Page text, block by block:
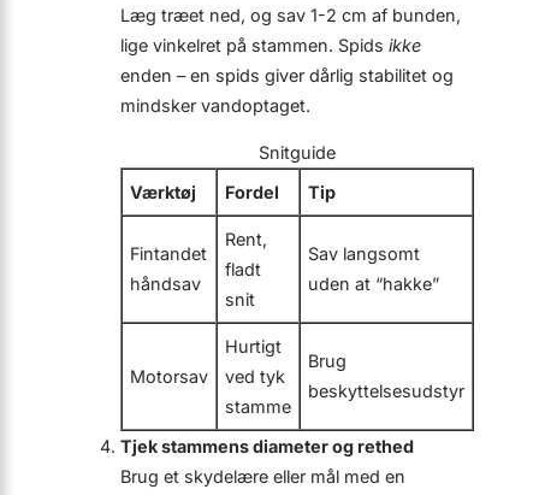
Læg træet ned, og sav 1-2 cm af bunden,
lige vinkelret på stammen. Spids ikke
enden – en spids giver dårlig stabilitet og
mindsker vandoptaget.
Snitguide
Værktøj
Fordel Tip
Fintandet
håndsav
Rent,
fladt
snit
Sav langsomt
uden at “hakke”
Motorsav
Hurtigt
ved tyk
stamme
Brug
beskyttelsesudstyr
Tjek stammens diameter og rethed
Brug et skydelære eller mål med en